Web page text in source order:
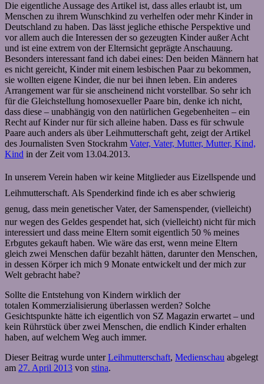
Die eigentliche Aussage des Artikel ist, dass alles erlaubt ist, um
Menschen zu ihrem Wunschkind zu verhelfen oder mehr Kinder in
Deutschland zu haben. Das lässt jegliche ethische Perspektive und
vor allem auch die Interessen der so gezeugten Kinder außer Acht
und ist eine extrem von der Elternsicht geprägte Anschauung.
Besonders interessant fand ich dabei eines: Den beiden Männern hat
es nicht gereicht, Kinder mit einem lesbischen Paar zu bekommen,
sie wollten eigene Kinder, die nur bei ihnen leben. Ein anderes
Arrangement war für sie anscheinend nicht vorstellbar. So sehr ich
für die Gleichstellung homosexueller Paare bin, denke ich nicht,
dass diese – unabhängig von den natürlichen Gegebenheiten – ein
Recht auf Kinder nur für sich alleine haben. Dass es für schwule
Paare auch anders als über Leihmutterschaft geht, zeigt der Artikel
des Journalisten Sven Stockrahm Vater, Vater, Mutter, Mutter, Kind,
Kind in der Zeit vom 13.04.2013.
In unserem Verein haben wir keine Mitglieder aus Eizellspende und
Leihmutterschaft. Als Spenderkind finde ich es aber schwierig
genug, dass mein genetischer Vater, der Samenspender, (vielleicht)
nur wegen des Geldes gespendet hat, sich (vielleicht) nicht für mich
interessiert und dass meine Eltern somit eigentlich 50 % meines
Erbgutes gekauft haben. Wie wäre das erst, wenn meine Eltern
gleich zwei Menschen dafür bezahlt hätten, darunter den Menschen,
in dessen Körper ich mich 9 Monate entwickelt und der mich zur
Welt gebracht habe?
Sollte die Entstehung von Kindern wirklich der
totalen Kommerzialisierung überlassen werden? Solche
Gesichtspunkte hätte ich eigentlich von SZ Magazin erwartet – und
kein Rührstück über zwei Menschen, die endlich Kinder erhalten
haben, auf welchem Weg auch immer.
Dieser Beitrag wurde unterLeihmutterschaft, Medienschau abgelegt
am 27. April 2013 von stina.